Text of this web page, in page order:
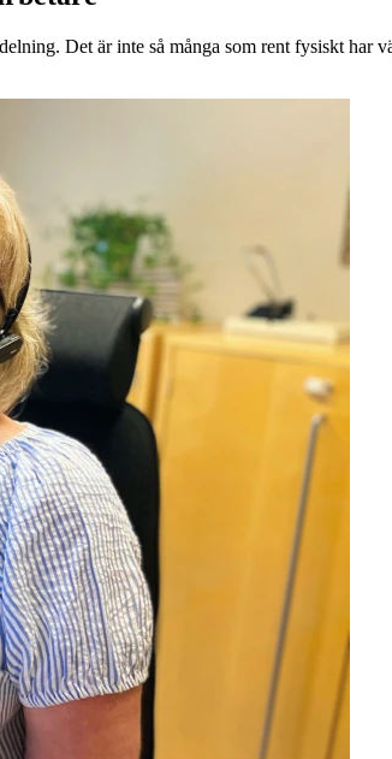
Det är inte så många som rent fysiskt har